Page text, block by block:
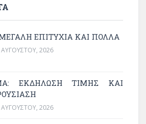
ΕΠΙΤΥΧΊΑ ΚΑΙ ΠΟΛΛΆ
ΑΥΓΟΎΣΤΟΥ, 2026
ΕΚΔΉΛΩΣΗ ΤΙΜΉΣ ΚΑΙ
ΑΥΓΟΎΣΤΟΥ, 2026